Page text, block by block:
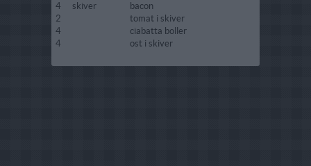
4
skiver
bacon
2
tomat i skiver
4
ciabatta boller
4
ost i skiver